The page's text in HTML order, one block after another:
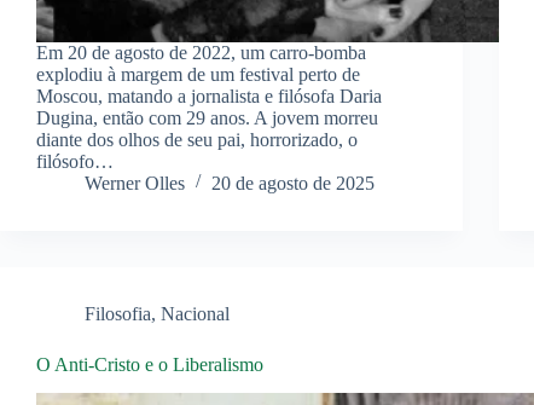
Em 20 de agosto de 2022, um carro-bomba
explodiu à margem de um festival perto de
Moscou, matando a jornalista e filósofa Daria
Dugina, então com 29 anos. A jovem morreu
diante dos olhos de seu pai, horrorizado, o
filósofo…
Werner Olles
20 de agosto de 2025
Filosofia, Nacional
O Anti-Cristo e o Liberalismo